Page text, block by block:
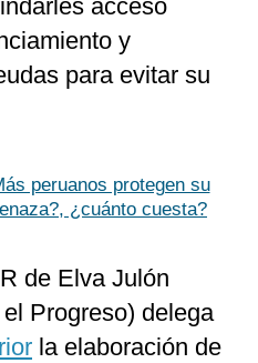
acceso
y
para evitar su
peruanos protegen su
¿cuánto cuesta?
de Elva Julón
Progreso) delega
la elaboración de